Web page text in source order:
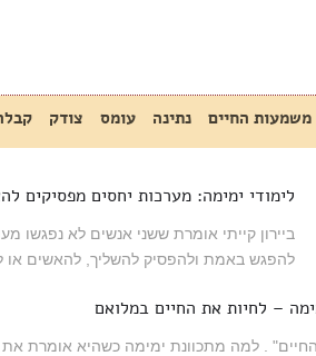
משמעות החיים נתינה עומס צודק
לימודי ימימה: מערכות יחסים מפסיקים
ביירון קייתי אומרת ששני אנשים לא נפגשו
להפגש באמת ולהפסיק להשליך, להאשים או
– לחיות את החיים במלואם
. למה מתכוונת ימימה כשהיא אומרת